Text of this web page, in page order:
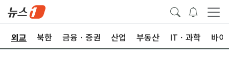
외교 북한 금융ㆍ증권 산업 부동산 ITㆍ과학 바이